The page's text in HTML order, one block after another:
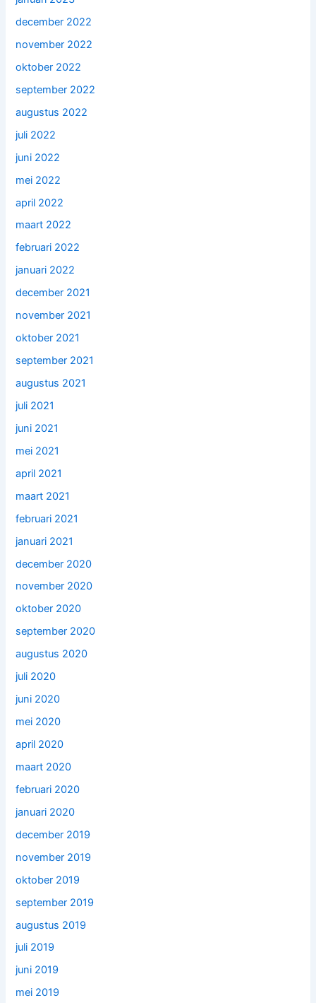
december 2022
november 2022
oktober 2022
september 2022
augustus 2022
juli 2022
juni 2022
mei 2022
april 2022
maart 2022
februari 2022
januari 2022
december 2021
november 2021
oktober 2021
september 2021
augustus 2021
juli 2021
juni 2021
mei 2021
april 2021
maart 2021
februari 2021
januari 2021
december 2020
november 2020
oktober 2020
september 2020
augustus 2020
juli 2020
juni 2020
mei 2020
april 2020
maart 2020
februari 2020
januari 2020
december 2019
november 2019
oktober 2019
september 2019
augustus 2019
juli 2019
juni 2019
mei 2019